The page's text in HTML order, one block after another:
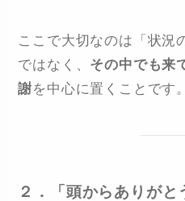
ここで大切なのは「状況
ではなく、 その中でも来
謝を中心に置くことです。
２．「頭からありが